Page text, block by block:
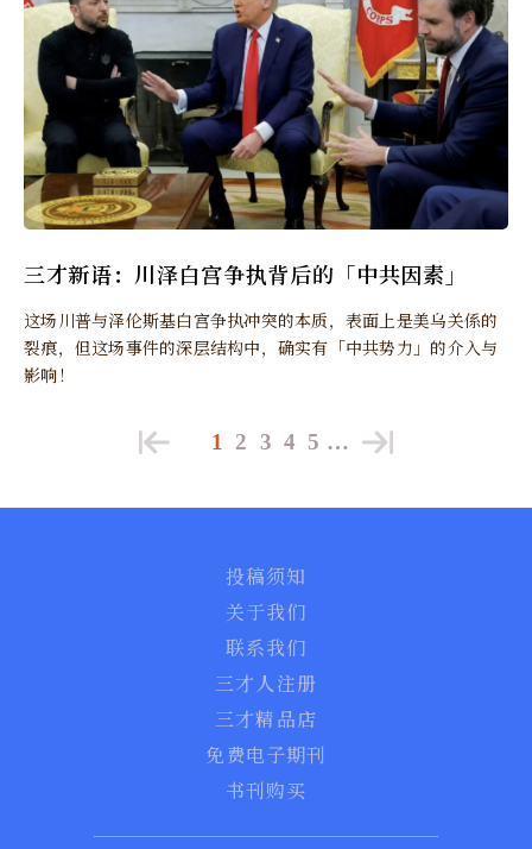
三才新语：川泽白宫争执背后的「中共因素」
这场川普与泽伦斯基白宫争执冲突的本质，表面上是美乌关係的
裂痕，但这场事件的深层结构中，确实有「中共势力」的介入与
影响！
1 2 3 4 5 …
投稿须知
关于我们
联系我们
三才人注册
三才精品店
免费电子期刊
书刊购买